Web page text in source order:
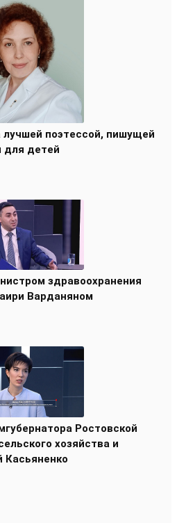
лучшей поэтессой, пишущей
для детей
здравоохранения
Варданяном
Ростовской
хозяйства и
Касьяненко